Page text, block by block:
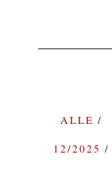
ALLE
12/2025